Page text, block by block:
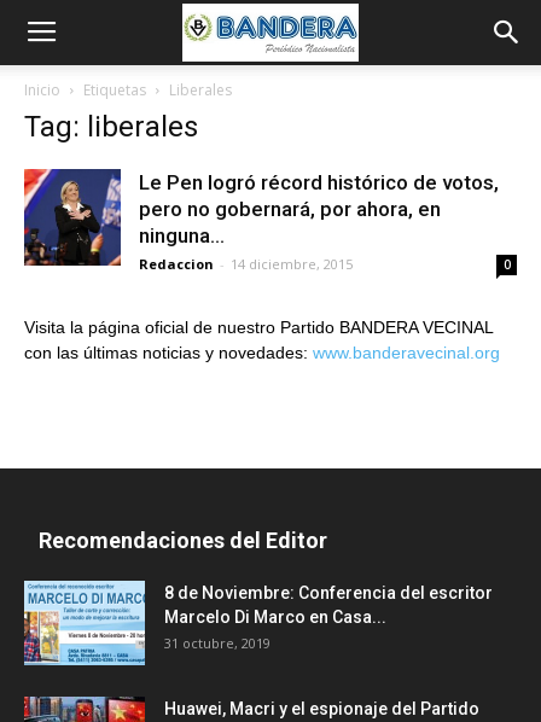
Inicio Etiquetas Liberales
Tag: liberales
Le Pen logró récord histórico de votos,
pero no gobernará, por ahora, en
ninguna...
Redaccion - 14 diciembre, 2015 0
Visita la página oficial de nuestro Partido BANDERA VECINAL
con las últimas noticias y novedades: www.banderavecinal.org
Recomendaciones del Editor
8 de Noviembre: Conferencia del escritor
Marcelo Di Marco en Casa...
31 octubre, 2019
Huawei, Macri y el espionaje del Partido